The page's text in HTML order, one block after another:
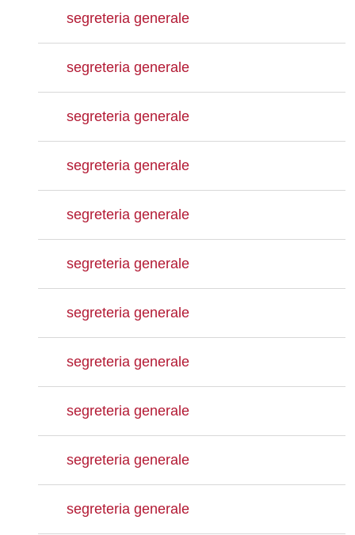
segreteria generale
segreteria generale
segreteria generale
segreteria generale
segreteria generale
segreteria generale
segreteria generale
segreteria generale
segreteria generale
segreteria generale
segreteria generale